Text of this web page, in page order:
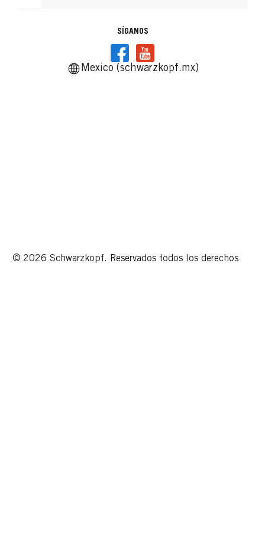
SÍGANOS
Mexico (schwarzkopf.mx)
© 2026 Schwarzkopf. Reservados todos los derechos